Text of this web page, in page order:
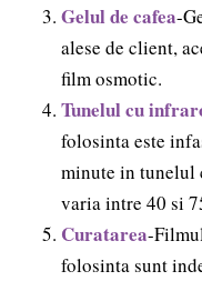
Gelul de cafea-
alese de client,
film osmotic.
Tunelul cu
folosinta este
minute in tunelul
varia intre 40 si
Curatarea-
folosinta sunt